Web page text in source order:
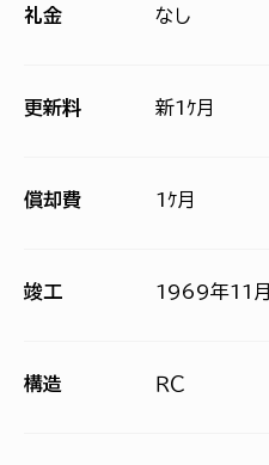
礼金 なし
更新料 新1ｹ月
償却費 1ｹ月
竣工 1969年11月
構造 ＲＣ